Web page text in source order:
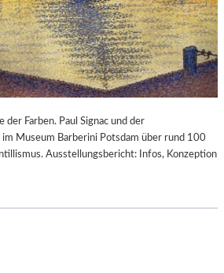
der Farben. Paul Signac und der
im Museum Barberini Potsdam über rund 100
Ausstellungsbericht: Infos, Konzeption